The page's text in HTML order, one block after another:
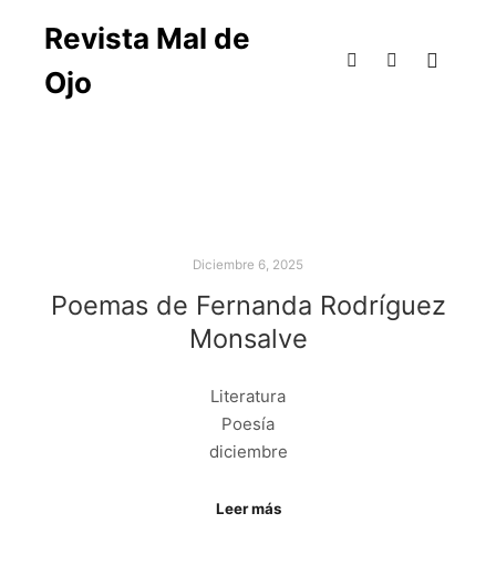
Revista Mal de
Ojo
Diciembre 6, 2025
Poemas de Fernanda Rodríguez
Monsalve
Literatura
Poesía
diciembre
Leer más